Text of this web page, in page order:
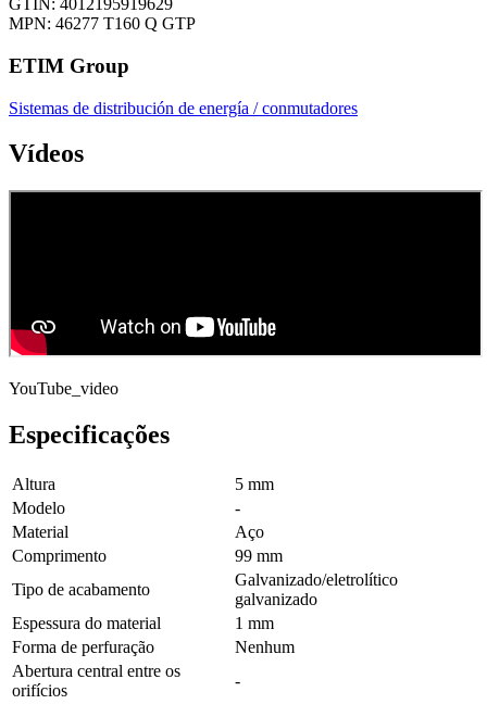
GTIN: 4012195919629
MPN: 46277 T160 Q GTP
ETIM Group
Sistemas de distribución de energía / conmutadores
Vídeos
YouTube_video
Especificações
Altura
5 mm
Modelo
-
Material
Aço
Comprimento
99 mm
Tipo de acabamento
Galvanizado/eletrolítico
galvanizado
Espessura do material
1 mm
Forma de perfuração
Nenhum
Abertura central entre os
orifícios
-